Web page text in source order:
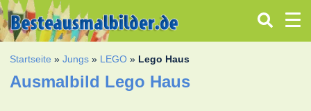
Startseite »Jungs » LEGO » Lego Haus
Ausmalbild Lego Haus